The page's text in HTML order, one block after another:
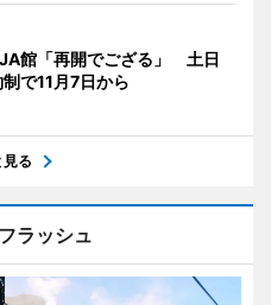
館「再開でござる」 土日
で11月7日から
見る
ラッシュ